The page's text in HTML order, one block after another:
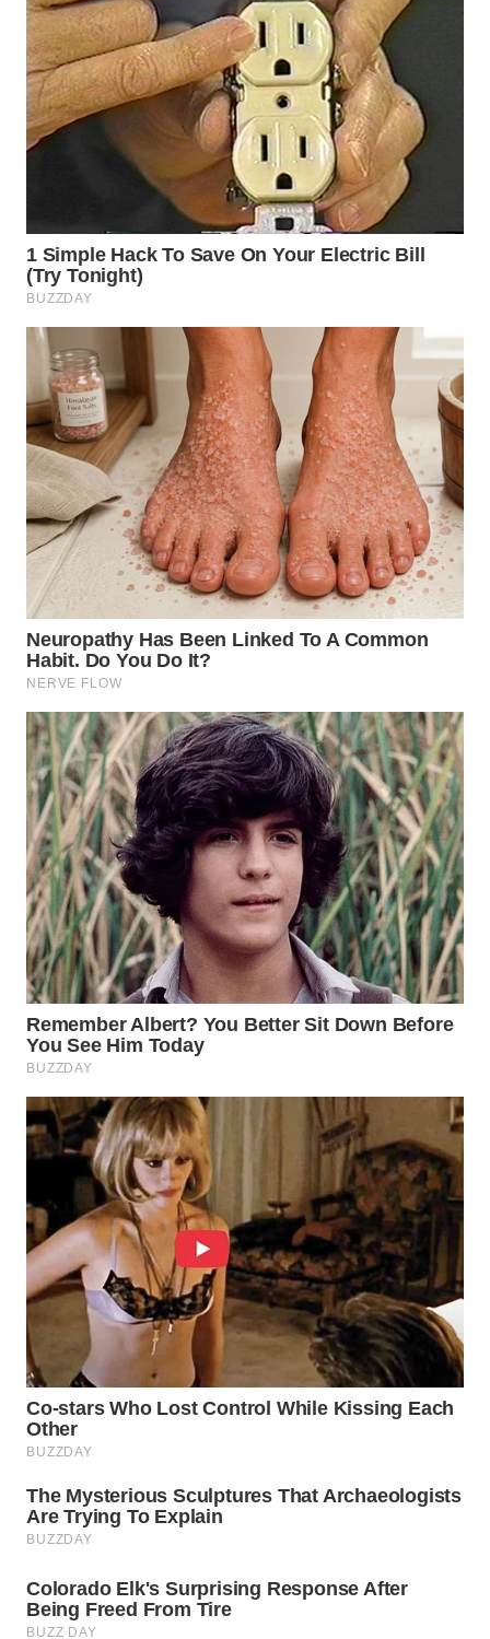
KARAWANG
WN
BOGOR
WN
WN
TAPANULI
UTARA
WN
SAMOSIR
WN
PADANG
LAWAS
WN
SUMEDANG
WN
CIANJUR
WN
KEPULAUAN
SERIBU
WN
TANGERANG
WN
BINJAI
CIREBON
WN
INDRAMAYU
WN
KUNINGAN
WN
MAJALENGKA
WN
SUBANG
WN
SUKABUMI
PURWAKARTA